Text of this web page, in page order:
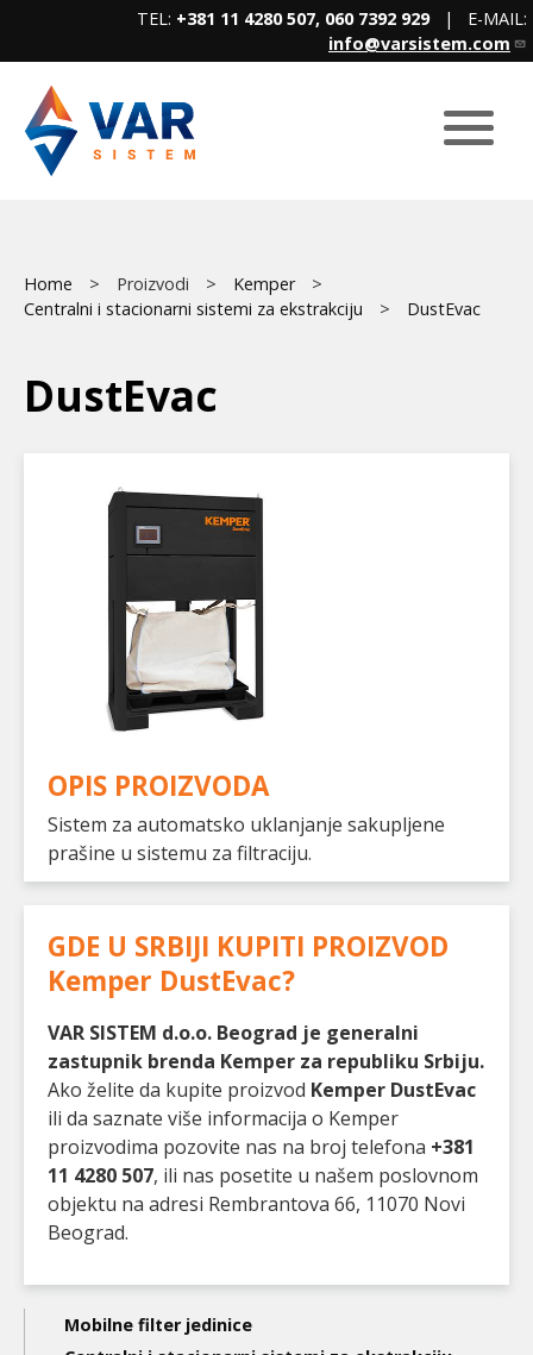
content
TEL: +381 11 4280 507, 060 7392 929| E-MAIL:
info@varsistem.com
Main
Breadcrumb
Home Proizvodi
Kemper
Centralni i stacionarni sistemi za ekstrakciju
DustEvac
DustEvac
OPIS PROIZVODA
Sistem za automatsko uklanjanje sakupljene
prašine u sistemu za filtraciju.
GDE U SRBIJI KUPITI PROIZVOD
Kemper DustEvac?
VAR SISTEM d.o.o. Beograd je generalni
zastupnik brenda Kemper za republiku Srbiju.
Ako želite da kupite proizvod Kemper DustEvac
ili da saznate više informacija o Kemper
proizvodima pozovite nas na broj telefona +381
11 4280 507, ili nas posetite u našem poslovnom
objektu na adresi Rembrantova 66, 11070 Novi
Beograd.
Main
Mobilne filter jedinice